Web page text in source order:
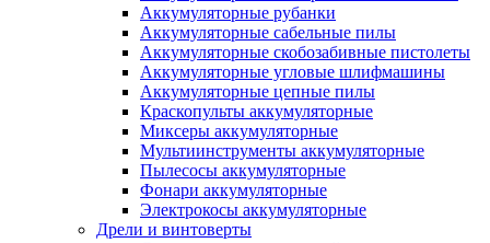
Аккумуляторные рубанки
Аккумуляторные сабельные пилы
Аккумуляторные скобозабивные пистолеты
Аккумуляторные угловые шлифмашины
Аккумуляторные цепные пилы
Краскопульты аккумуляторные
Миксеры аккумуляторные
Мультиинструменты аккумуляторные
Пылесосы аккумуляторные
Фонари аккумуляторные
Электрокосы аккумуляторные
Дрели и винтоверты